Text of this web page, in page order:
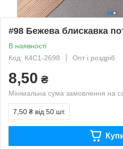
#98 Бежева блискавка
В наявності
Код: К4С1-2698
Опт і роздріб
8,50 ₴
Мінімальна сума замовлення на
7,50 ₴ від 50 шт.